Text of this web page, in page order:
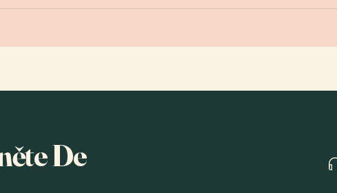
De